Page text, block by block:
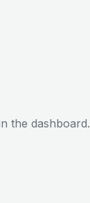
the dashboard.